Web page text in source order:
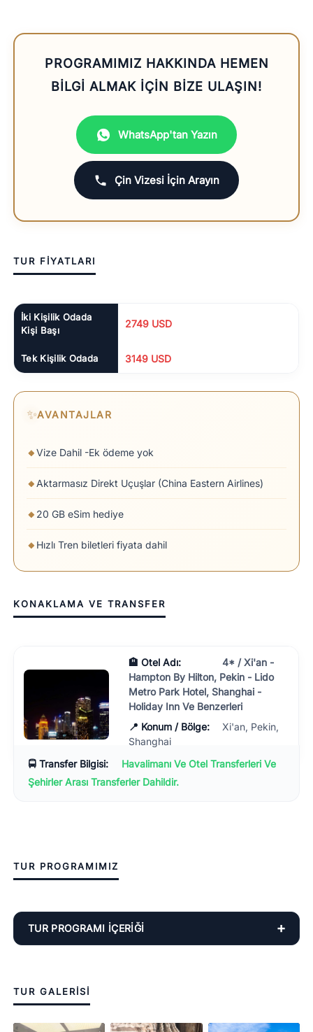
PROGRAMIMIZ HAKKINDA HEMEN
BILGI ALMAK IÇIN BIZE ULAŞIN!
WhatsApp'tan Yazın
Çin Vizesi İçin Arayın
TUR FİYATLARI
İki Kişilik Odada
Kişi Başı
2749 USD
Tek Kişilik Odada 3149 USD
✨AVANTAJLAR
🔸Vize Dahil -Ek ödeme yok
🔸Aktarmasız Direkt Uçuşlar (China Eastern Airlines)
🔸 20 GB eSim hediye
🔸 Hızlı Tren biletleri fiyata dahil
KONAKLAMA VE TRANSFER
🏨 Otel Adı:
4* / Xi'an -
Hampton By Hilton, Pekin - Lido
Metro Park Hotel, Shanghai -
Holiday Inn Ve Benzerleri
📍 Konum / Bölge:
Xi'an, Pekin,
Shanghai
🚍 Transfer Bilgisi:
Havalimanı Ve Otel Transferleri Ve
Şehirler Arası Transferler Dahildir.
TUR PROGRAMIMIZ
TUR PROGRAMI İÇERIĞI ➕
TUR GALERİSİ